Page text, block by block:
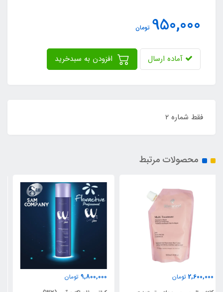
950,000 تومان
آماده ارسال
فقط شماره ۲
محصولات مرتبط
9,800,000
27٪
13,400,000